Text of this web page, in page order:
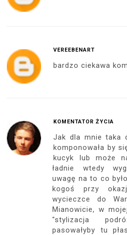
VEREEBENART
bardzo ciekawa
KOMENTATOR ŻYCIA
Jak dla mnie taka
komponowała by
kucyk lub może
ładnie wtedy
uwagę na to co
kogoś przy
wycieczce do
Mianowicie, w
"stylizacja
pasowałyby tu